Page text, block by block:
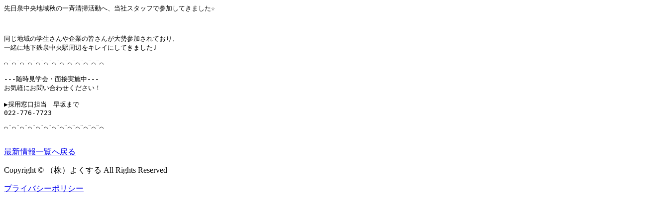
先日泉中央地域秋の一斉清掃活動へ、当社スタッフで参加してきました☆
同じ地域の学生さんや企業の皆さんが大勢参加されており、
一緒に地下鉄泉中央駅周辺をキレイにしてきました♩
⌒¨⌒¨⌒¨⌒¨⌒¨⌒¨⌒¨⌒¨⌒¨⌒¨⌒¨⌒¨⌒
---随時見学会・面接実施中---
お気軽にお問い合わせください！
▶︎採用窓口担当　早坂まで
022-776-7723
⌒¨⌒¨⌒¨⌒¨⌒¨⌒¨⌒¨⌒¨⌒¨⌒¨⌒¨⌒¨⌒
最新情報一覧へ戻る
Copyright © （株）よくする All Rights Reserved
プライバシーポリシー